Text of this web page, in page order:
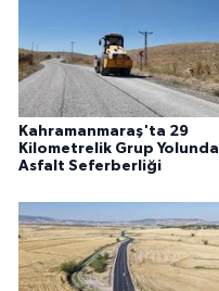
Kahramanmaraş'ta 29
Kilometrelik Grup Yolunda
Asfalt Seferberliği